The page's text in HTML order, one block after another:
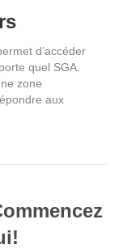
d’accéder
quel SGA.
zone
aux